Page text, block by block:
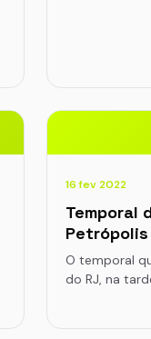
16 fev 2022
Temporal
O temporal
do RJ, na